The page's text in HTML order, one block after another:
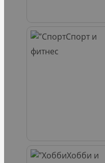
Спорт и
фитнес
Хобби и